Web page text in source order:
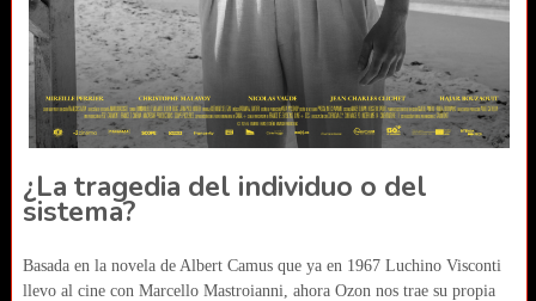
¿La tragedia del individuo o del
sistema?
Basada en la novela de Albert Camus que ya en 1967 Luchino Visconti
llevo al cine con Marcello Mastroianni, ahora Ozon nos trae su propia